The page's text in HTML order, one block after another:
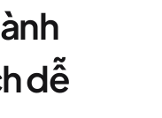
dễ